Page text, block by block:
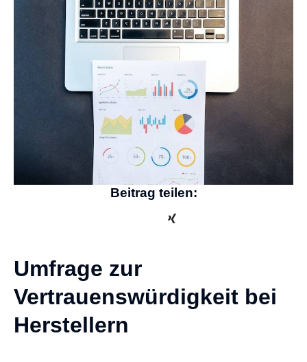
Beitrag teilen:
Umfrage zur
Vertrauenswürdigkeit bei
Herstellern